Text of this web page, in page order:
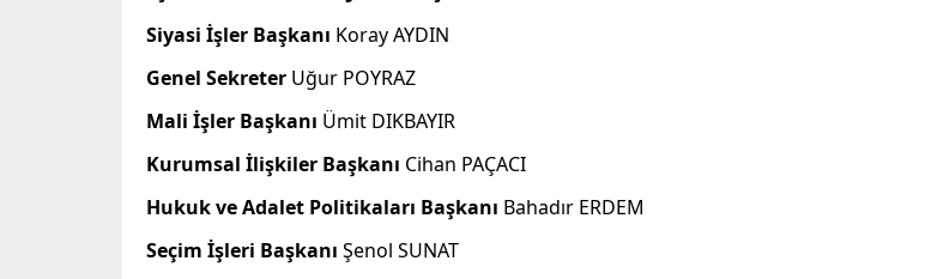
Siyasi İşler Başkanı Koray AYDIN
Genel Sekreter Uğur POYRAZ
Mali İşler Başkanı Ümit DIKBAYIR
Kurumsal İlişkiler Başkanı Cihan PAÇACI
Hukuk ve Adalet Politikaları Başkanı Bahadır ERDEM
Seçim İşleri Başkanı Şenol SUNAT